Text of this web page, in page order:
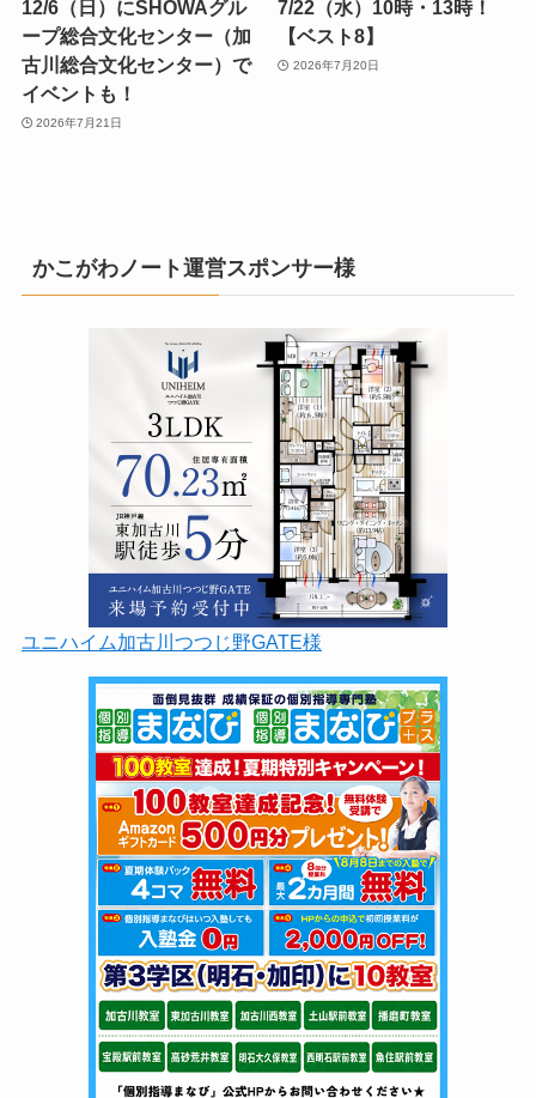
12/6（日）にSHOWAグル
ープ総合文化センター（加
古川総合文化センター）で
イベントも！
2026年7月21日
7/22（水）10時・13時！
【ベスト8】
2026年7月20日
かこがわノート運営スポンサー様
ユニハイム加古川つつじ野GATE様